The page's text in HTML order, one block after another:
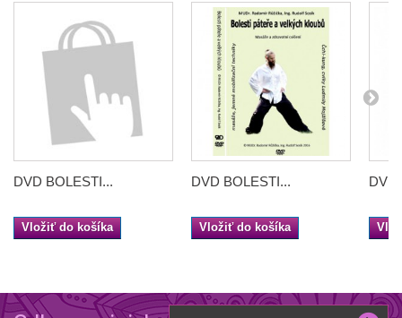
DVD BOLESTI...
Vložiť do košíka
DVD BOLESTI...
Vložiť do košíka
DVD